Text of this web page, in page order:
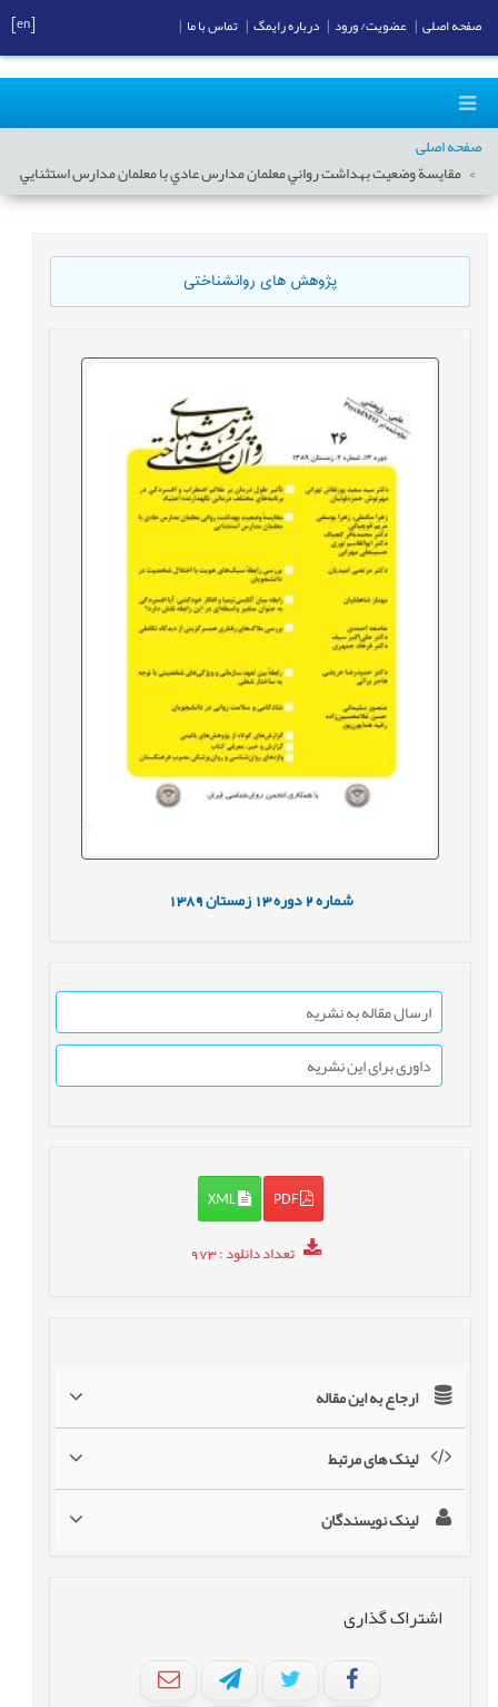
صفحه اصلی
مقايسة وضعيت بهداشت رواني معلمان مدارس عادي با معلمان مدارس استثنایي
پژوهش های روانشناختی
شماره2 دوره13 زمستان1389
ارسال مقاله به نشریه
داوری برای این نشریه
PDF
XML
تعداد دانلود: 973
ارجاع به این مقاله
لینک های مرتبط
لینک نویسندگان
اشتراک گذاری
صفحه اصلی عضویت/ ورود درباره رایمگ تماس با ما